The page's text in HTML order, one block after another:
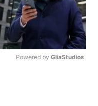
Powered by GliaStudios